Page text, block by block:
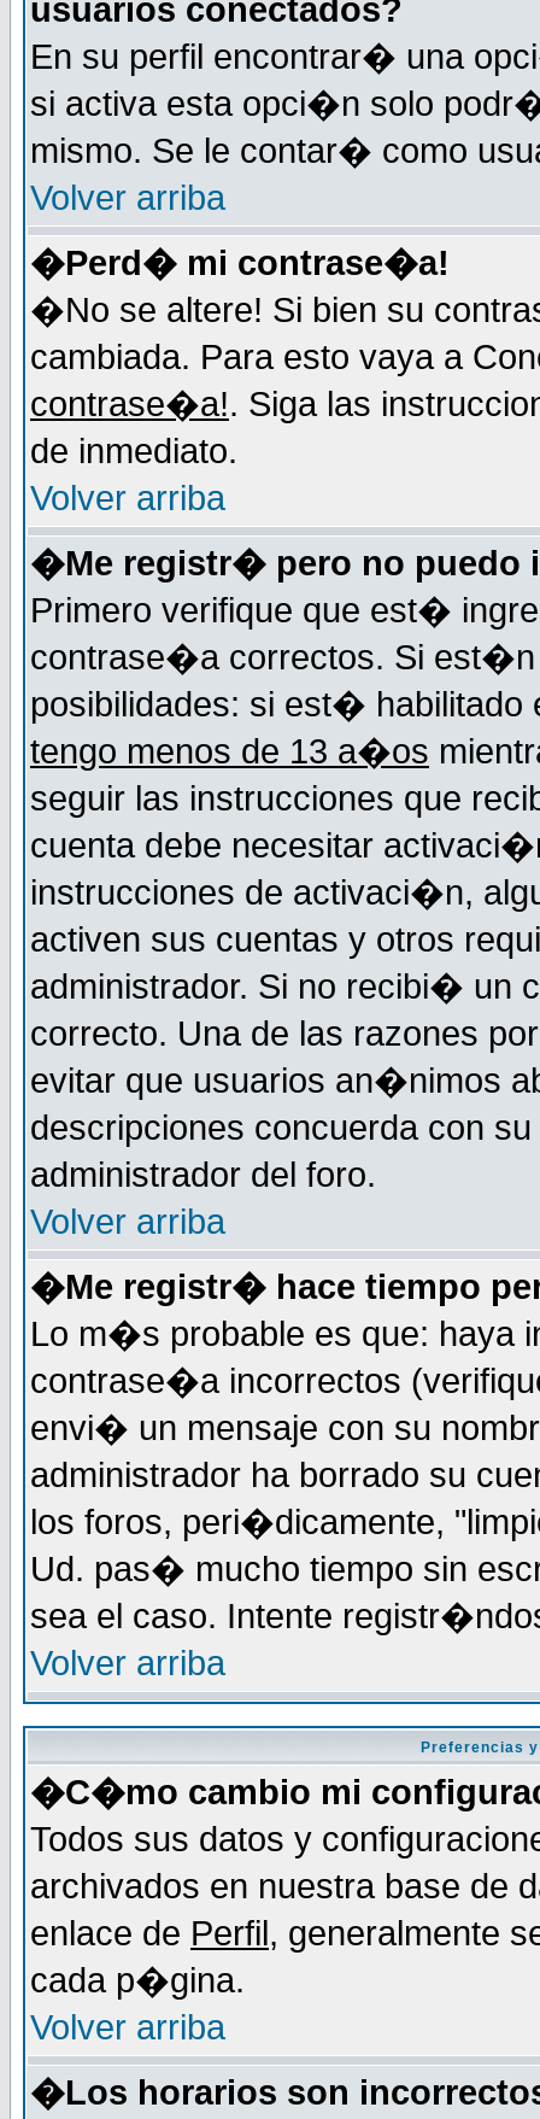
usuarios conectados?
En su perfil encontrar� una
si activa esta opci�n solo
mismo. Se le contar� como
Volver arriba
�Perd� mi contrase�a!
�No se altere! Si bien su
cambiada. Para esto vaya a
contrase�a!. Siga las
de inmediato.
Volver arriba
�Me registr� pero no puedo
Primero verifique que est�
contrase�a correctos. Si est�n
posibilidades: si est�
tengo menos de 13 a�os
seguir las instrucciones que
cuenta debe necesitar
instrucciones de activaci�n,
activen sus cuentas y otros
administrador. Si no recibi� un
correcto. Una de las razones
evitar que usuarios an�nimos
descripciones concuerda con
administrador del foro.
Volver arriba
�Me registr� hace tiempo
Lo m�s probable es que: haya
contrase�a incorrectos
envi� un mensaje con su
administrador ha borrado su
los foros, peri�dicamente,
Ud. pas� mucho tiempo sin
sea el caso. Intente
Volver arriba
Preferencias
�C�mo cambio mi
Todos sus datos y
archivados en nuestra base de
enlace de Perfil, generalmente
cada p�gina.
Volver arriba
�Los horarios son